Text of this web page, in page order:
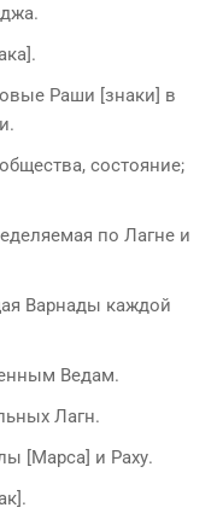
Раши [знаки] в
состояние;
по Лагне и
Варнады каждой
Ведам.
Лагн.
[Марса] и Раху.